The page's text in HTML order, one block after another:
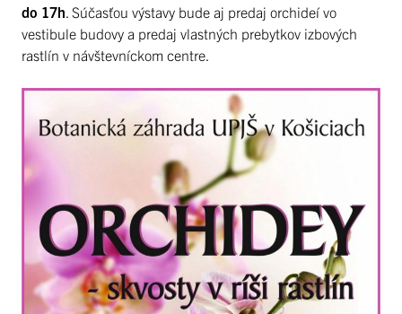
do 17h . Súčasťou výstavy bude aj predaj orchideí vo
vestibule budovy a predaj vlastných prebytkov izbových
rastlín v návštevníckom centre.